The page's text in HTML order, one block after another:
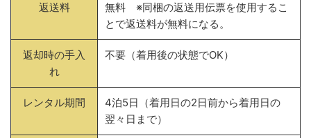
返送料
無料 ※同梱の返送用伝票を使用するこ
とで返送料が無料になる。
返却時の手入
れ
不要（着用後の状態でOK）
レンタル期間
4泊5日（着用日の2日前から着用日の
翌々日まで）